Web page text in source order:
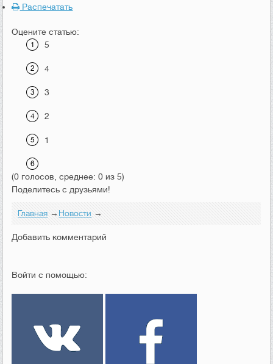
Распечатать
Оцените статью:
5
4
3
2
1
(0 голосов, среднее: 0 из 5)
Поделитесь с друзьями!
Главная →Новости →
Добавить комментарий
Войти с помощью: